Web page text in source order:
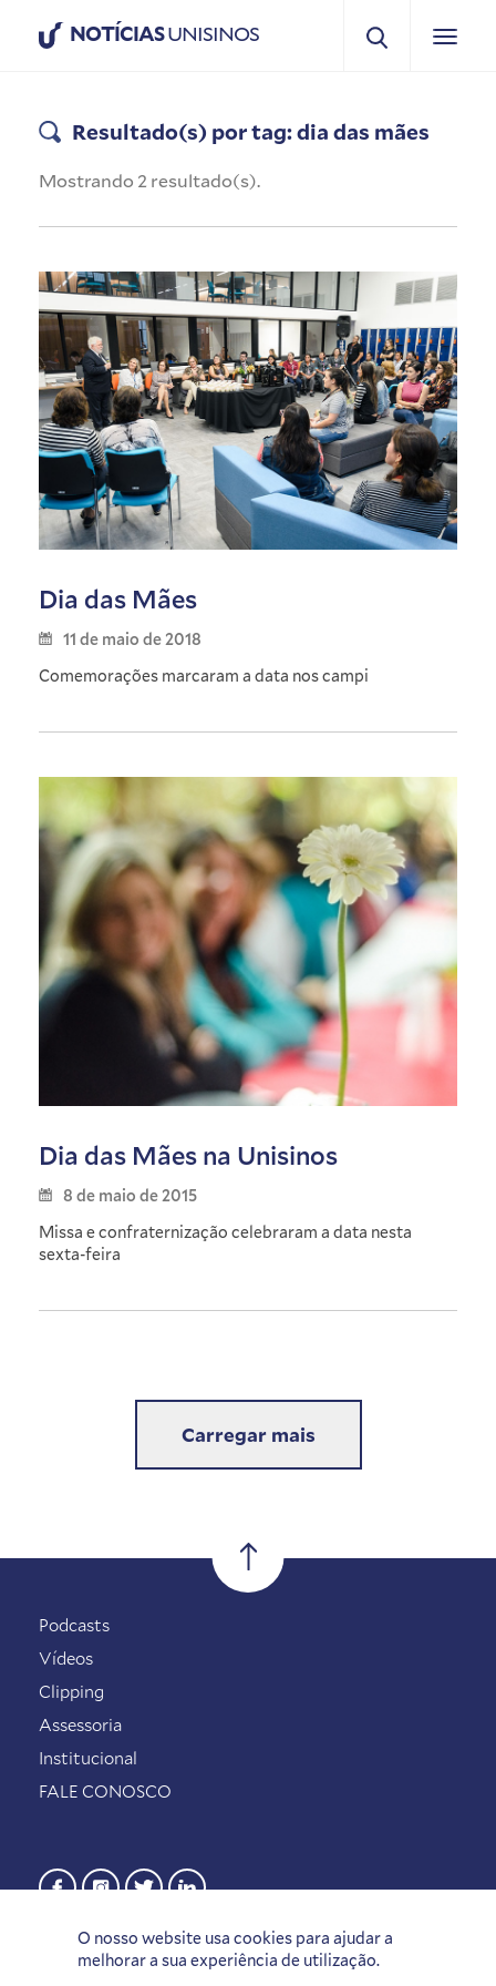
NOTÍCIASUNISINOS
Resultado(s) por tag: dia das mães
Mostrando 2 resultado(s).
Dia das Mães
11 de maio de 2018
Comemorações marcaram a data nos campi
Dia das Mães na Unisinos
8 de maio de 2015
Missa e confraternização celebraram a data nesta
sexta-feira
Carregar mais
O nosso website usa cookies para ajudar a
melhorar a sua experiência de utilização.
Podcasts
Vídeos
Clipping
Assessoria
Institucional
FALE CONOSCO